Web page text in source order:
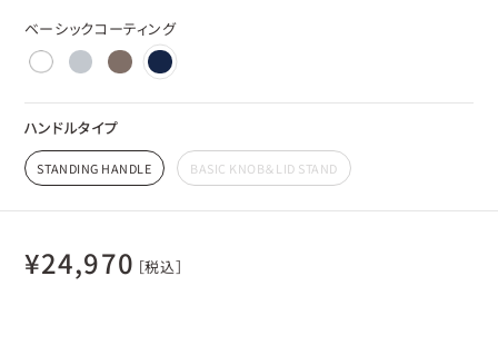
ベーシックコーティング
ハンドルタイプ
STANDING HANDLE BASIC KNOB＆LID STAND
¥24,970 ［税込］